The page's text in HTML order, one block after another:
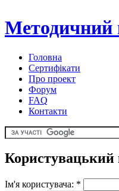
Методичний
Головна
Сертифікати
Про проект
Форум
FAQ
Контакти
Користувацький
Ім'я користувача: *